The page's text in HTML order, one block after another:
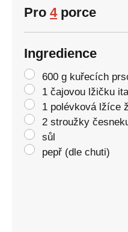
Pro 4porce
Ingredience
600 g kuřecích
1 čajovou lžičku
1 polévková lžíce
2 stroužky
sůl
pepř (dle chuti)